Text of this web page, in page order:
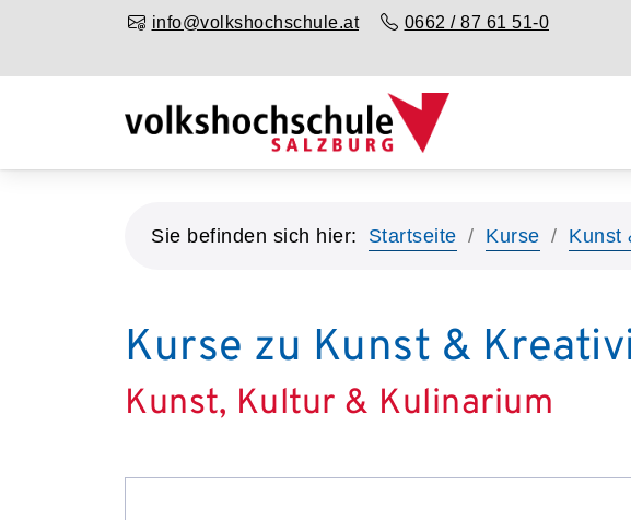
info@volkshochschule.at 0662 / 87 61 51-0
Sie befinden sich hier: Startseite Kurse Kunst
Kurse zu Kunst &
Kunst, Kultur & Kulinarium